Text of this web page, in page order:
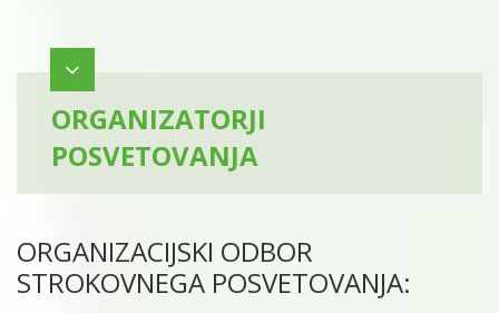
ORGANIZATORJI
POSVETOVANJA
ORGANIZACIJSKI ODBOR
STROKOVNEGA POSVETOVANJA: